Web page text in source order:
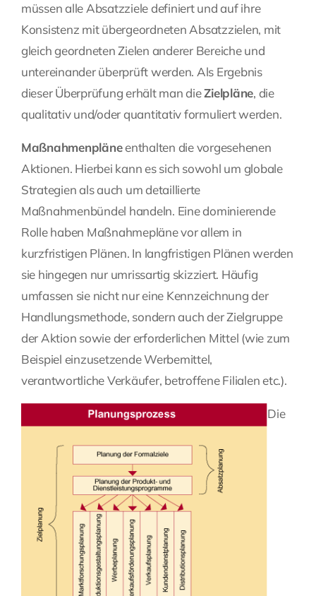
müssen alle Absatzziele definiert und auf ihre
Konsistenz mit übergeordneten Absatzzielen, mit
gleich geordneten Zielen anderer Bereiche und
untereinander überprüft werden. Als Ergebnis
dieser Überprüfung erhält man dieZielpläne, die
qualitativ und/oder quantitativ formuliert werden.
Maßnahmenpläneenthalten die vorgesehenen
Aktionen. Hierbei kann es sich sowohl um globale
Strategien als auch um detaillierte
Maßnahmenbündel handeln. Eine dominierende
Rolle haben Maßnahmepläne vor allem in
kurzfristigen Plänen. In langfristigen Plänen werden
sie hingegen nur umrissartig skizziert. Häufig
umfassen sie nicht nur eine Kennzeichnung der
Handlungsmethode, sondern auch der Zielgruppe
der Aktion sowie der erforderlichen Mittel (wie zum
Beispiel einzusetzende Werbemittel,
verantwortliche Verkäufer, betroffene Filialen etc.).
Die